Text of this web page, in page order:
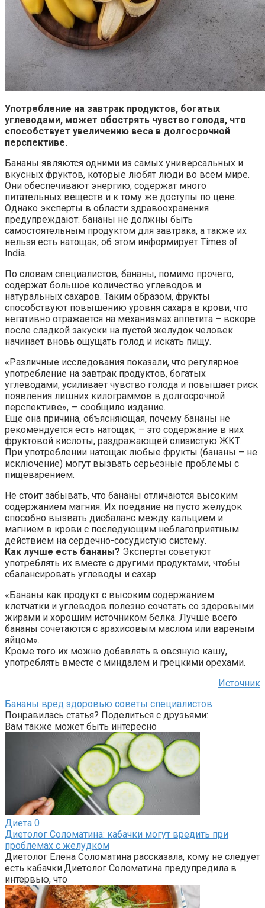
Употребление на завтрак продуктов, богатых
углеводами, может обострять чувство голода, что
способствует увеличению веса в долгосрочной
перспективе.
Бананы являются одними из самых универсальных и
вкусных фруктов, которые любят люди во всем мире.
Они обеспечивают энергию, содержат много
питательных веществ и к тому же доступы по цене.
Однако эксперты в области здравоохранения
предупреждают: бананы не должны быть
самостоятельным продуктом для завтрака, а также их
нельзя есть натощак, об этом информирует Times of
India.
По словам специалистов, бананы, помимо прочего,
содержат большое количество углеводов и
натуральных сахаров. Таким образом, фрукты
способствуют повышению уровня сахара в крови, что
негативно отражается на механизмах аппетита – вскоре
после сладкой закуски на пустой желудок человек
начинает вновь ощущать голод и искать пищу.
«Различные исследования показали, что регулярное
употребление на завтрак продуктов, богатых
углеводами, усиливает чувство голода и повышает риск
появления лишних килограммов в долгосрочной
перспективе», — сообщило издание.
Еще она причина, объясняющая, почему бананы не
рекомендуется есть натощак, – это содержание в них
фруктовой кислоты, раздражающей слизистую ЖКТ.
При употреблении натощак любые фрукты (бананы – не
исключение) могут вызвать серьезные проблемы с
пищеварением.
Не стоит забывать, что бананы отличаются высоким
содержанием магния. Их поедание на пусто желудок
способно вызвать дисбаланс между кальцием и
магнием в крови с последующим неблагоприятным
действием на сердечно-сосудистую систему.
Как лучше есть бананы? Эксперты советуют
употреблять их вместе с другими продуктами, чтобы
сбалансировать углеводы и сахар.
«Бананы как продукт с высоким содержанием
клетчатки и углеводов полезно сочетать со здоровыми
жирами и хорошим источником белка. Лучше всего
бананы сочетаются с арахисовым маслом или вареным
яйцом».
Кроме того их можно добавлять в овсяную кашу,
употреблять вместе с миндалем и грецкими орехами.
Источник
Бананы вред здоровью советы специалистов
Понравилась статья? Поделиться с друзьями:
Вам также может быть интересно
Диета 0
Диетолог Соломатина: кабачки могут вредить при
проблемах с желудком
Диетолог Елена Соломатина рассказала, кому не следует
есть кабачки.Диетолог Соломатина предупредила в
интервью, что